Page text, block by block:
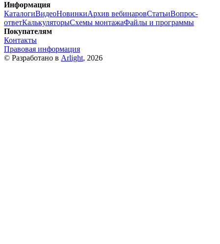
Информация
КаталогиВидеоНовинкиАрхив вебинаровСтатьиВопрос-
ответКалькуляторыСхемы монтажаФайлы и программы
Покупателям
Контакты
Правовая информация
© Разработано в Arlight, 2026